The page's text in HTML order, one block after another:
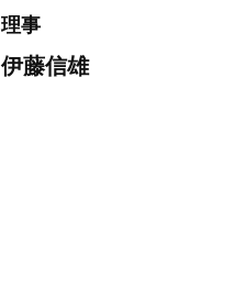
理事
伊藤信雄